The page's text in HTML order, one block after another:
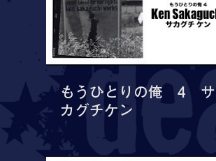
もうひとりの俺 4 サ
カグチケン